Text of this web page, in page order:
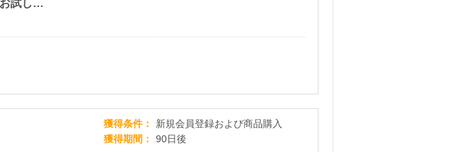
【味とこころ】特選料亭白だし「四季の彩」お試しセット
獲得条件
新規会員登録および商品購入
獲得期間
90日後